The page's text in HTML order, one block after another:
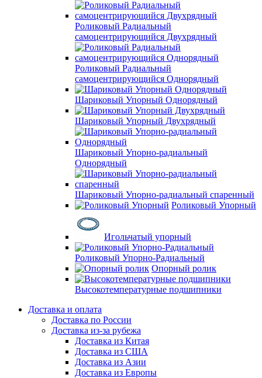
Роликовый Радиальный
самоцентрирующийся Двухрядный
Роликовый Радиальный
самоцентрирующийся Однорядный
Шариковый Упорный Однорядный
Шариковый Упорный Двухрядный
Шариковый Упорно-радиальный
Однорядный
Шариковый Упорно-радиальный спаренный
Роликовый Упорный
Игольчатый упорный
Роликовый Упорно-Радиальный
Опорный ролик
Высокотемпературные подшипники
Доставка и оплата
Доставка по России
Доставка из-за рубежа
Доставка из Китая
Доставка из США
Доставка из Азии
Доставка из Европы